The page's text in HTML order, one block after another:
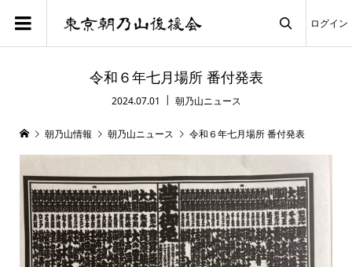
ログイン
令和６年七月場所 番付発表
2024.07.01 朝乃山ニュース
朝乃山情報 朝乃山ニュース 令和６年七月場所 番付発表